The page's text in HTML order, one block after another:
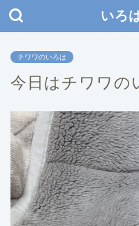
いろ
チワワのいろは
今日はチワワの